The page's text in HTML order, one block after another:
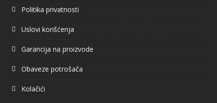
Politika privatnosti
Uslovi korišćenja
Garancija na proizvode
Obaveze potrošača
Kolačići